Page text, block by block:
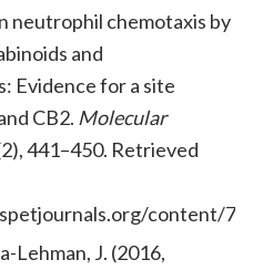
neutrophil chemotaxis by
and
Evidence for a site
CB2. Molecular
441–450. Retrieved
content/73/
Lehman, J. (2016,